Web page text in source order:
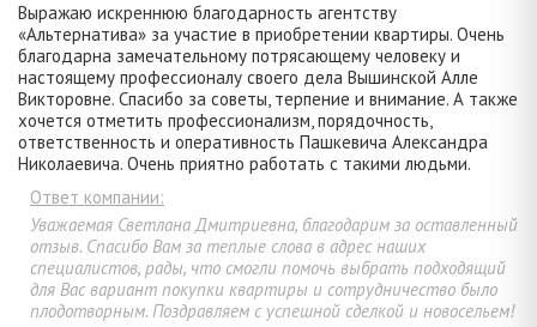
Выражаю искреннюю благодарность агентству
«Альтернатива» за участие в приобретении квартиры. Очень
благодарна замечательному потрясающему человеку и
настоящему профессионалу своего дела Вышинской Алле
Викторовне. Спасибо за советы, терпение и внимание. А также
хочется отметить профессионализм, порядочность,
ответственность и оперативность Пашкевича Александра
Николаевича. Очень приятно работать с такими людьми.
Ответ компании:
Уважаемая Светлана Дмитриевна, благодарим за оставленный
отзыв. Спасибо Вам за теплые слова в адрес наших
специалистов, рады, что смогли помочь выбрать подходящий
для Вас вариант покупки квартиры и сотрудничество было
плодотворным. Поздравляем с успешной сделкой и новосельем!